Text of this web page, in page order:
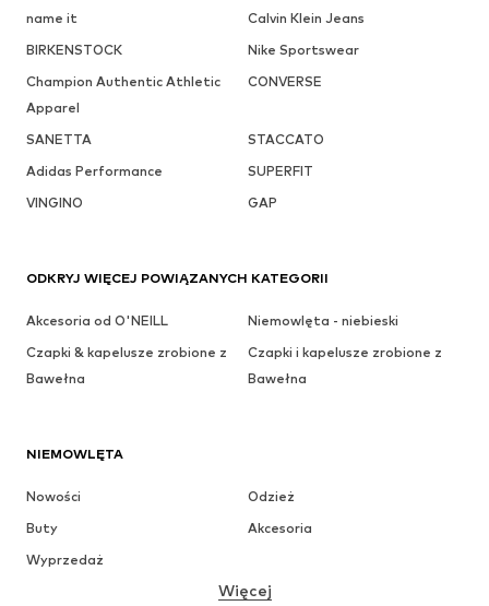
name it
Calvin Klein Jeans
BIRKENSTOCK
Nike Sportswear
Champion Authentic Athletic
Apparel
CONVERSE
SANETTA
STACCATO
Adidas Performance
SUPERFIT
VINGINO
GAP
NIEMOWLĘTA
Nowości
Odzież
Buty
Akcesoria
Wyprzedaż
Więcej
ODKRYJ WIĘCEJ POWIĄZANYCH KATEGORII
Akcesoria od O'NEILL
Niemowlęta - niebieski
Czapki & kapelusze zrobione z
Bawełna
Czapki i kapelusze zrobione z
Bawełna